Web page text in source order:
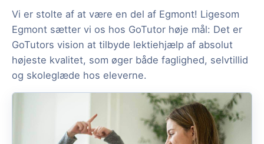
Vi er stolte af at være en del af Egmont! Ligesom
Egmont sætter vi os hos GoTutor høje mål: Det er
GoTutors vision at tilbyde lektiehjælp af absolut
højeste kvalitet, som øger både faglighed, selvtillid
og skoleglæde hos eleverne.